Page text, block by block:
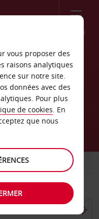
Menu
en
le
UTILITAIRE
vous proposer des
raisons analytiques
sur notre site.
données avec des
Pour plus
de cookies. En
que nous